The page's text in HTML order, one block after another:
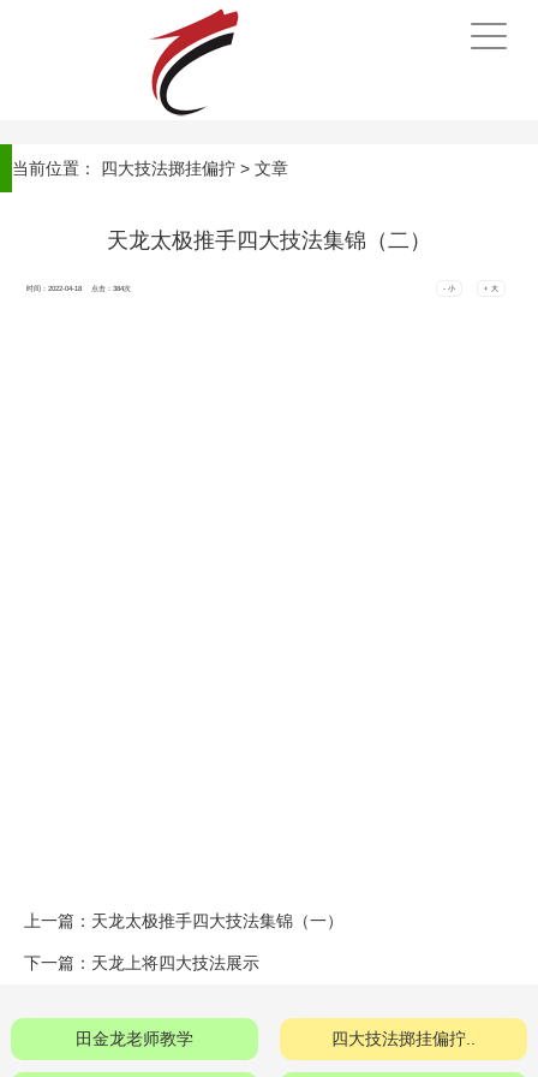
手
机
当前位置： 四大技法掷挂偏拧 > 文章
天龙太极推手四大技法集锦（二）
时间：2022-04-18 点击：384次 - 小 + 大
上一篇： 天龙太极推手四大技法集锦（一）
下一篇： 天龙上将四大技法展示
田金龙老师教学 四大技法掷挂偏拧..